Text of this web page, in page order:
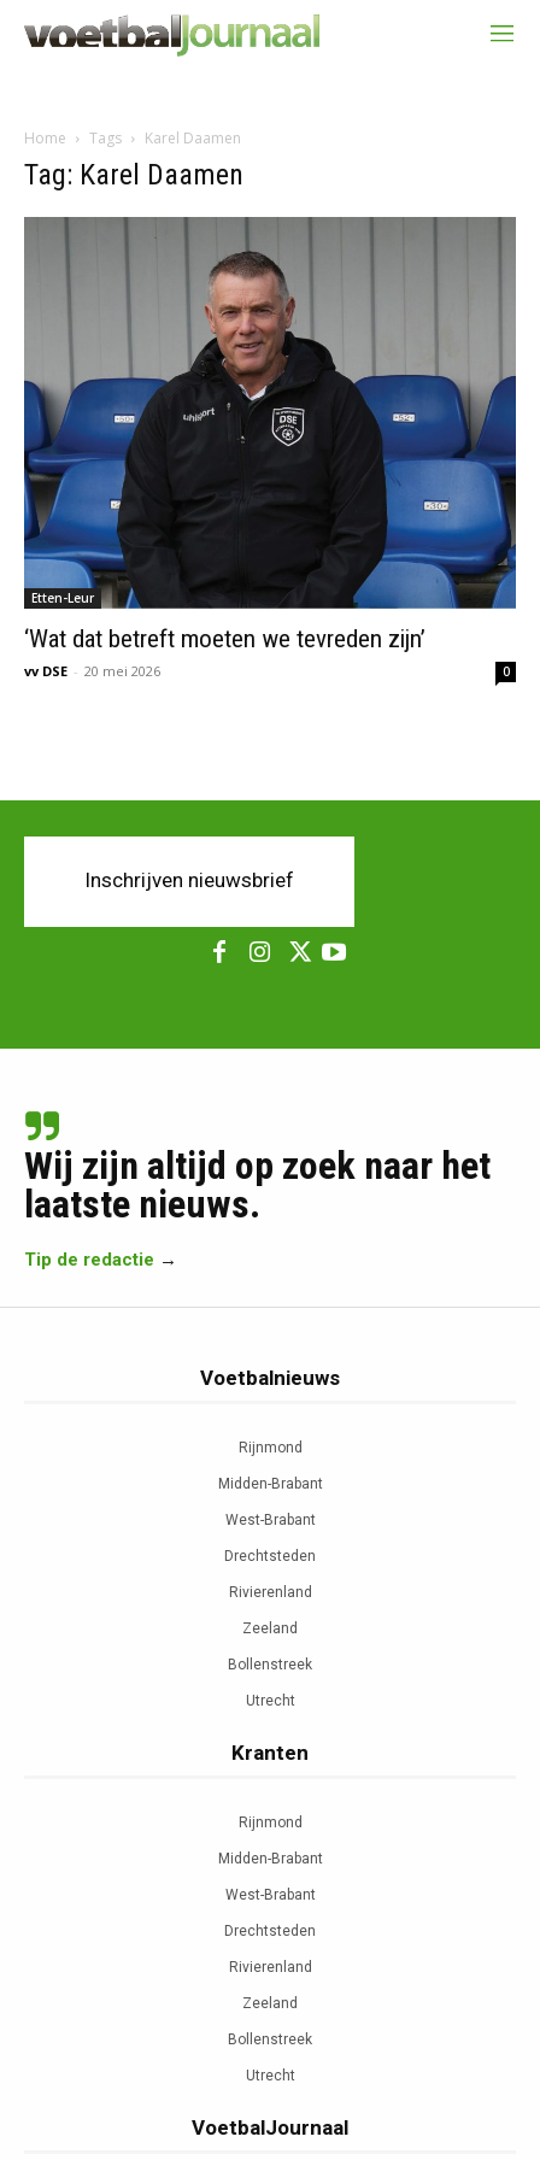
Home Tags Karel Daamen
Tag: Karel Daamen
Etten-Leur
‘Wat dat betreft moeten we tevreden zijn’
vv DSE - 20 mei 2026 0
Inschrijven nieuwsbrief
Wij zijn altijd op zoek naar het
laatste nieuws.
Tip de redactie →
Voetbalnieuws
Rijnmond
Midden-Brabant
West-Brabant
Drechtsteden
Rivierenland
Zeeland
Bollenstreek
Utrecht
Kranten
Rijnmond
Midden-Brabant
West-Brabant
Drechtsteden
Rivierenland
Zeeland
Bollenstreek
Utrecht
VoetbalJournaal